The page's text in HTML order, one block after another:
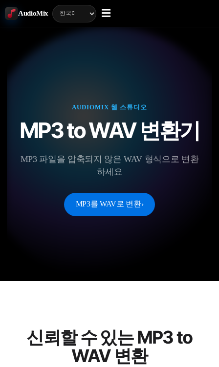
AudioMix ☰
AUDIOMIX 웹 스튜디오
MP3 to WAV 변환기
MP3 파일을 압축되지 않은 WAV 형식으로 변환
하세요
MP3를 WAV로 변환›
신뢰할 수 있는 MP3 to
WAV 변환